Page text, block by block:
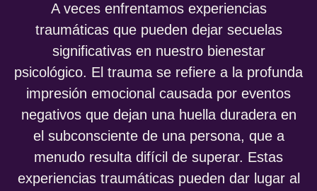
A veces enfrentamos experiencias
traumáticas que pueden dejar secuelas
significativas en nuestro bienestar
psicológico. El trauma se refiere a la profunda
impresión emocional causada por eventos
negativos que dejan una huella duradera en
el subconsciente de una persona, que a
menudo resulta difícil de superar. Estas
experiencias traumáticas pueden dar lugar al